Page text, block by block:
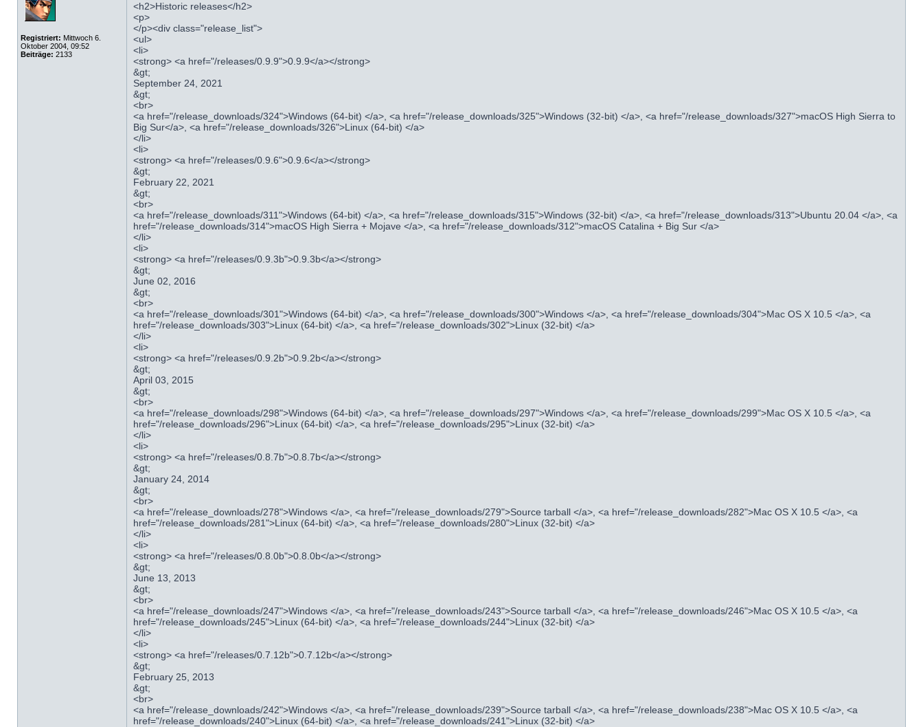
Registriert: Mittwoch 6.
Oktober 2004, 09:52
Beiträge: 2133
<h2>Historic releases</h2>
<p>
</p><div class="release_list">
<ul>
<li>
<strong> <a href="/releases/0.9.9">0.9.9</a></strong>
&gt;
September 24, 2021
&gt;
<br>
<a href="/release_downloads/324">Windows (64-bit) </a>, <a href="/release_downloads/325">Windows (32-bit) </a>, <a href="/release_downloads/327">macOS High Sierra to
Big Sur</a>, <a href="/release_downloads/326">Linux (64-bit) </a>
</li>
<li>
<strong> <a href="/releases/0.9.6">0.9.6</a></strong>
&gt;
February 22, 2021
&gt;
<br>
<a href="/release_downloads/311">Windows (64-bit) </a>, <a href="/release_downloads/315">Windows (32-bit) </a>, <a href="/release_downloads/313">Ubuntu 20.04 </a>, <a
href="/release_downloads/314">macOS High Sierra + Mojave </a>, <a href="/release_downloads/312">macOS Catalina + Big Sur </a>
</li>
<li>
<strong> <a href="/releases/0.9.3b">0.9.3b</a></strong>
&gt;
June 02, 2016
&gt;
<br>
<a href="/release_downloads/301">Windows (64-bit) </a>, <a href="/release_downloads/300">Windows </a>, <a href="/release_downloads/304">Mac OS X 10.5 </a>, <a
href="/release_downloads/303">Linux (64-bit) </a>, <a href="/release_downloads/302">Linux (32-bit) </a>
</li>
<li>
<strong> <a href="/releases/0.9.2b">0.9.2b</a></strong>
&gt;
April 03, 2015
&gt;
<br>
<a href="/release_downloads/298">Windows (64-bit) </a>, <a href="/release_downloads/297">Windows </a>, <a href="/release_downloads/299">Mac OS X 10.5 </a>, <a
href="/release_downloads/296">Linux (64-bit) </a>, <a href="/release_downloads/295">Linux (32-bit) </a>
</li>
<li>
<strong> <a href="/releases/0.8.7b">0.8.7b</a></strong>
&gt;
January 24, 2014
&gt;
<br>
<a href="/release_downloads/278">Windows </a>, <a href="/release_downloads/279">Source tarball </a>, <a href="/release_downloads/282">Mac OS X 10.5 </a>, <a
href="/release_downloads/281">Linux (64-bit) </a>, <a href="/release_downloads/280">Linux (32-bit) </a>
</li>
<li>
<strong> <a href="/releases/0.8.0b">0.8.0b</a></strong>
&gt;
June 13, 2013
&gt;
<br>
<a href="/release_downloads/247">Windows </a>, <a href="/release_downloads/243">Source tarball </a>, <a href="/release_downloads/246">Mac OS X 10.5 </a>, <a
href="/release_downloads/245">Linux (64-bit) </a>, <a href="/release_downloads/244">Linux (32-bit) </a>
</li>
<li>
<strong> <a href="/releases/0.7.12b">0.7.12b</a></strong>
&gt;
February 25, 2013
&gt;
<br>
<a href="/release_downloads/242">Windows </a>, <a href="/release_downloads/239">Source tarball </a>, <a href="/release_downloads/238">Mac OS X 10.5 </a>, <a
href="/release_downloads/240">Linux (64-bit) </a>, <a href="/release_downloads/241">Linux (32-bit) </a>